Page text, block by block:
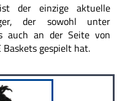
der einzige aktuelle
der sowohl unter
auch an der Seite von
Baskets gespielt hat.